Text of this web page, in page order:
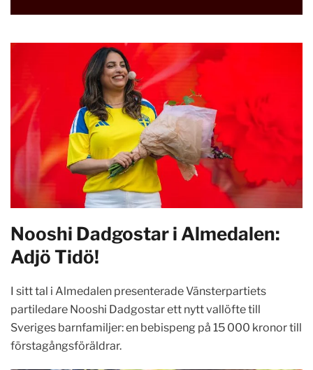
Nooshi Dadgostar i Almedalen:
Adjö Tidö!
I sitt tal i Almedalen presenterade Vänsterpartiets
partiledare Nooshi Dadgostar ett nytt vallöfte till
Sveriges barnfamiljer: en bebispeng på 15 000 kronor till
förstagångsföräldrar.